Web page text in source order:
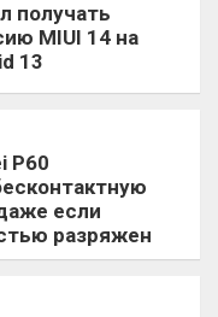
получать
MIUI 14 на
13
P60
если
разряжен